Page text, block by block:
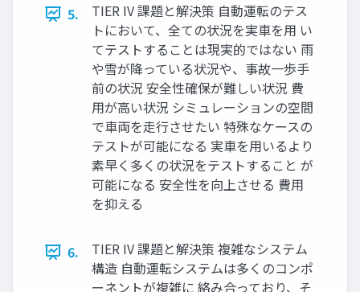
5.
TIER IV 課題と解決策 自動運転のテス
トにおいて、全ての状況を実車を用 い
てテストすることは現実的ではない 雨
や雪が降っている状況や、事故一歩手
前の状況 安全性確保が難しい状況 費
用が高い状況 シミュレーションの空間
で車両を走行させたい 特殊なケースの
テストが可能になる 実車を用いるより
素早く多くの状況をテストすること が
可能になる 安全性を向上させる 費用
を抑える
6.
TIER IV 課題と解決策 複雑なシステム
構造 自動運転システムは多くのコンポ
ーネントが複雑に 絡み合っており、そ